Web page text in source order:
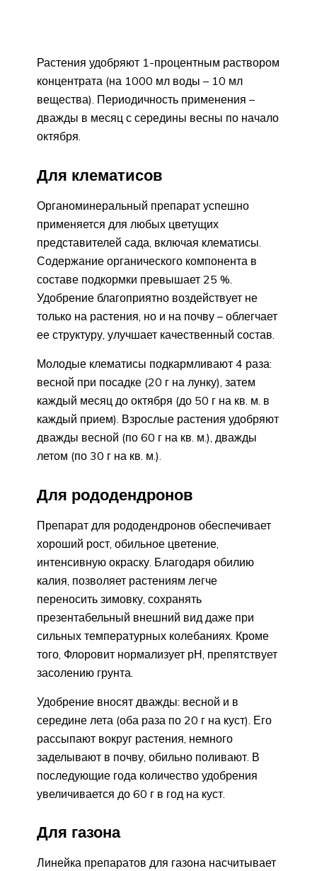
Растения удобряют 1-процентным раствором
концентрата (на 1000 мл воды – 10 мл
вещества). Периодичность применения –
дважды в месяц с середины весны по начало
октября.
Для клематисов
Органоминеральный препарат успешно
применяется для любых цветущих
представителей сада, включая клематисы.
Содержание органического компонента в
составе подкормки превышает 25 %.
Удобрение благоприятно воздействует не
только на растения, но и на почву – облегчает
ее структуру, улучшает качественный состав.
Молодые клематисы подкармливают 4 раза:
весной при посадке (20 г на лунку), затем
каждый месяц до октября (до 50 г на кв. м. в
каждый прием). Взрослые растения удобряют
дважды весной (по 60 г на кв. м.), дважды
летом (по 30 г на кв. м.).
Для рододендронов
Препарат для рододендронов обеспечивает
хороший рост, обильное цветение,
интенсивную окраску. Благодаря обилию
калия, позволяет растениям легче
переносить зимовку, сохранять
презентабельный внешний вид даже при
сильных температурных колебаниях. Кроме
того, Флоровит нормализует рН, препятствует
засолению грунта.
Удобрение вносят дважды: весной и в
середине лета (оба раза по 20 г на куст). Его
рассыпают вокруг растения, немного
заделывают в почву, обильно поливают. В
последующие года количество удобрения
увеличивается до 60 г в год на куст.
Для газона
Линейка препаратов для газона насчитывает